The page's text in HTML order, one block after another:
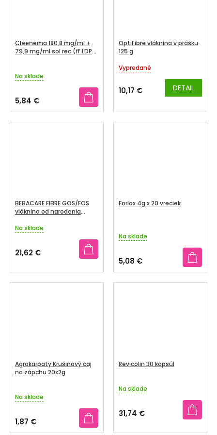
Cleenema 180,8 mg/ml +
79,9 mg/ml sol rec (fľ.LDPE)
Na sklade
5,84 €
OptiFibre vláknina v prášku
125 g
Priemerné
produktu
z
5
Vypredané
10,17 € DETAIL
BEBACARE FIBRE GOS/FOS
vláknina od narodenia
Priemerné
produktu
je
z
5
Na sklade
21,62 €
Forlax 4g x 20 vreciek
Na sklade
5,08 €
Agrokarpaty Krušinový čaj
na zápchu 20x2g
Na sklade
1,87 €
Revicolin 30 kapsúl
Priemerné
produktu
je
Na sklade
31,74 €